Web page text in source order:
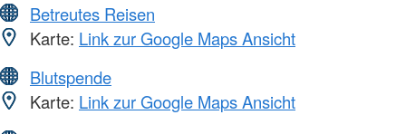
Betreutes Reisen
Karte: Link zur Google Maps Ansicht
Blutspende
Karte: Link zur Google Maps Ansicht